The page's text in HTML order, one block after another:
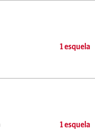
1 esquela
1 esquela